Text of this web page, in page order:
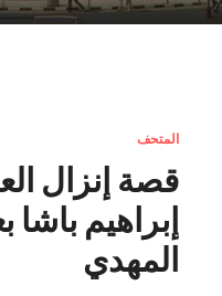
المتحف
قصة إنزال
إبراهيم
المهدي